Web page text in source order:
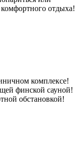
комфортного отдыха!
комплексе!
финской сауной!
обстановкой!